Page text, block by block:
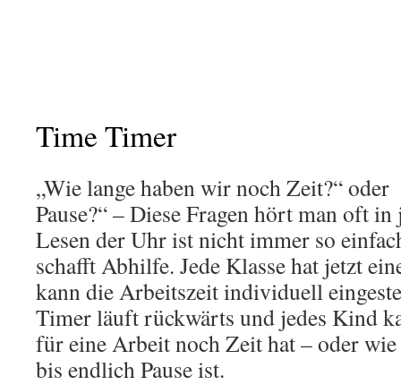
Time Timer
„Wie lange haben wir noch Zeit?“
Pause?“ – Diese Fragen hört man oft in
Lesen der Uhr ist nicht immer so
schafft Abhilfe. Jede Klasse hat jetzt
kann die Arbeitszeit individuell
Timer läuft rückwärts und jedes Kind
für eine Arbeit noch Zeit hat – oder wie
bis endlich Pause ist.